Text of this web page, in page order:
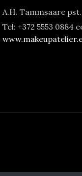
A.H. Tammsaare
Tel: +372 5553 0884